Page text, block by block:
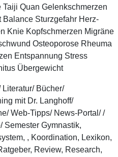
Quan Gelenkschmerzen
Sturzgefahr Herz-
Knie Kopfschmerzen Migräne
Osteoporose Rheuma
Entspannung Stress
Übergewicht
Bücher/
mit Dr. Langhoff/
Web-Tipps/ News-Portal/ /
Semester Gymnastik,
, Koordination, Lexikon,
Review, Research,